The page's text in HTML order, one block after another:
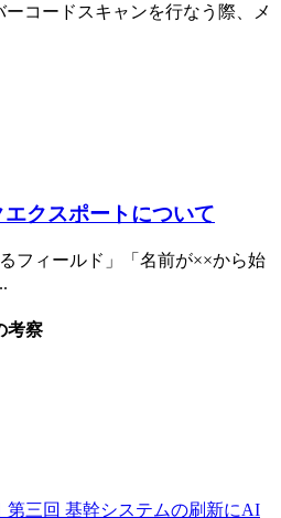
ーコードスキャンを行なう際、メ
クスポートについて
フィールド」「名前が××から始
考察
第三回 基幹システムの刷新にAI